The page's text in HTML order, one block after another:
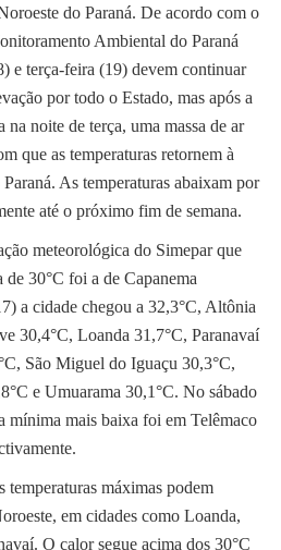
do Paraná. De acordo com o
Ambiental do Paraná
e terça-feira (19) devem continuar
por todo o Estado, mas após a
na noite de terça, uma massa de ar
que as temperaturas retornem à
As temperaturas abaixam por
até o próximo fim de semana.
meteorológica do Simepar que
30°C foi a de Capanema
a cidade chegou a 32,3°C, Altônia
30,4°C, Loanda 31,7°C, Paranavaí
São Miguel do Iguaçu 30,3°C,
e Umuarama 30,1°C. No sábado
mínima mais baixa foi em Telêmaco
temperaturas máximas podem
em cidades como Loanda,
O calor segue acima dos 30°C